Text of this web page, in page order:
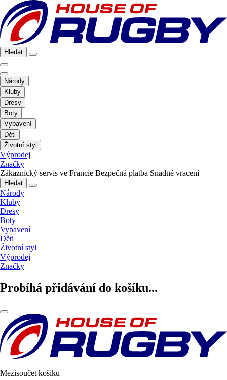
Hledat
Národy
Kluby
Dresy
Boty
Vybavení
Děti
Životní styl
Výprodej
Značky
Zákaznický servis ve Francie Bezpečná platba Snadné vracení
Hledat
Národy
Kluby
Dresy
Boty
Vybavení
Děti
Životní styl
Výprodej
Značky
Probíhá přidávání do košíku...
Mezisoučet košíku